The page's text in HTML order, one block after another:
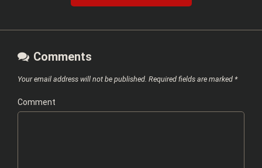
Comments
Your email address will not be published. Required fields are marked *
Comment